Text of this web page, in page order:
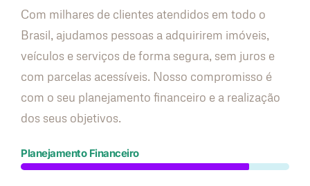
Com milhares de clientes atendidos em todo o
Brasil, ajudamos pessoas a adquirirem imóveis,
veículos e serviços de forma segura, sem juros e
com parcelas acessíveis. Nosso compromisso é
com o seu planejamento financeiro e a realização
dos seus objetivos.
Planejamento Financeiro